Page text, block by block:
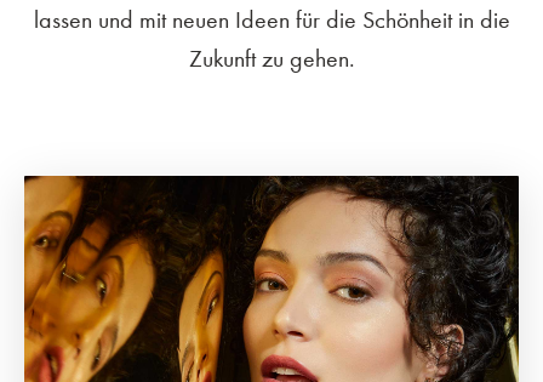
lassen und mit neuen Ideen für die Schönheit in die
Zukunft zu gehen.